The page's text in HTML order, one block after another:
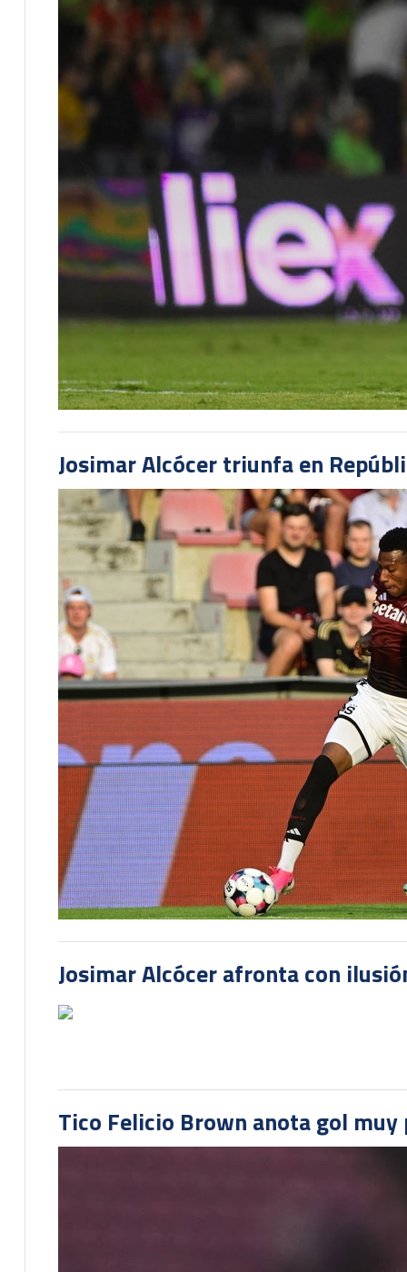
Josimar Alcócer triunfa en
Josimar Alcócer afronta con
Tico Felicio Brown anota gol muy